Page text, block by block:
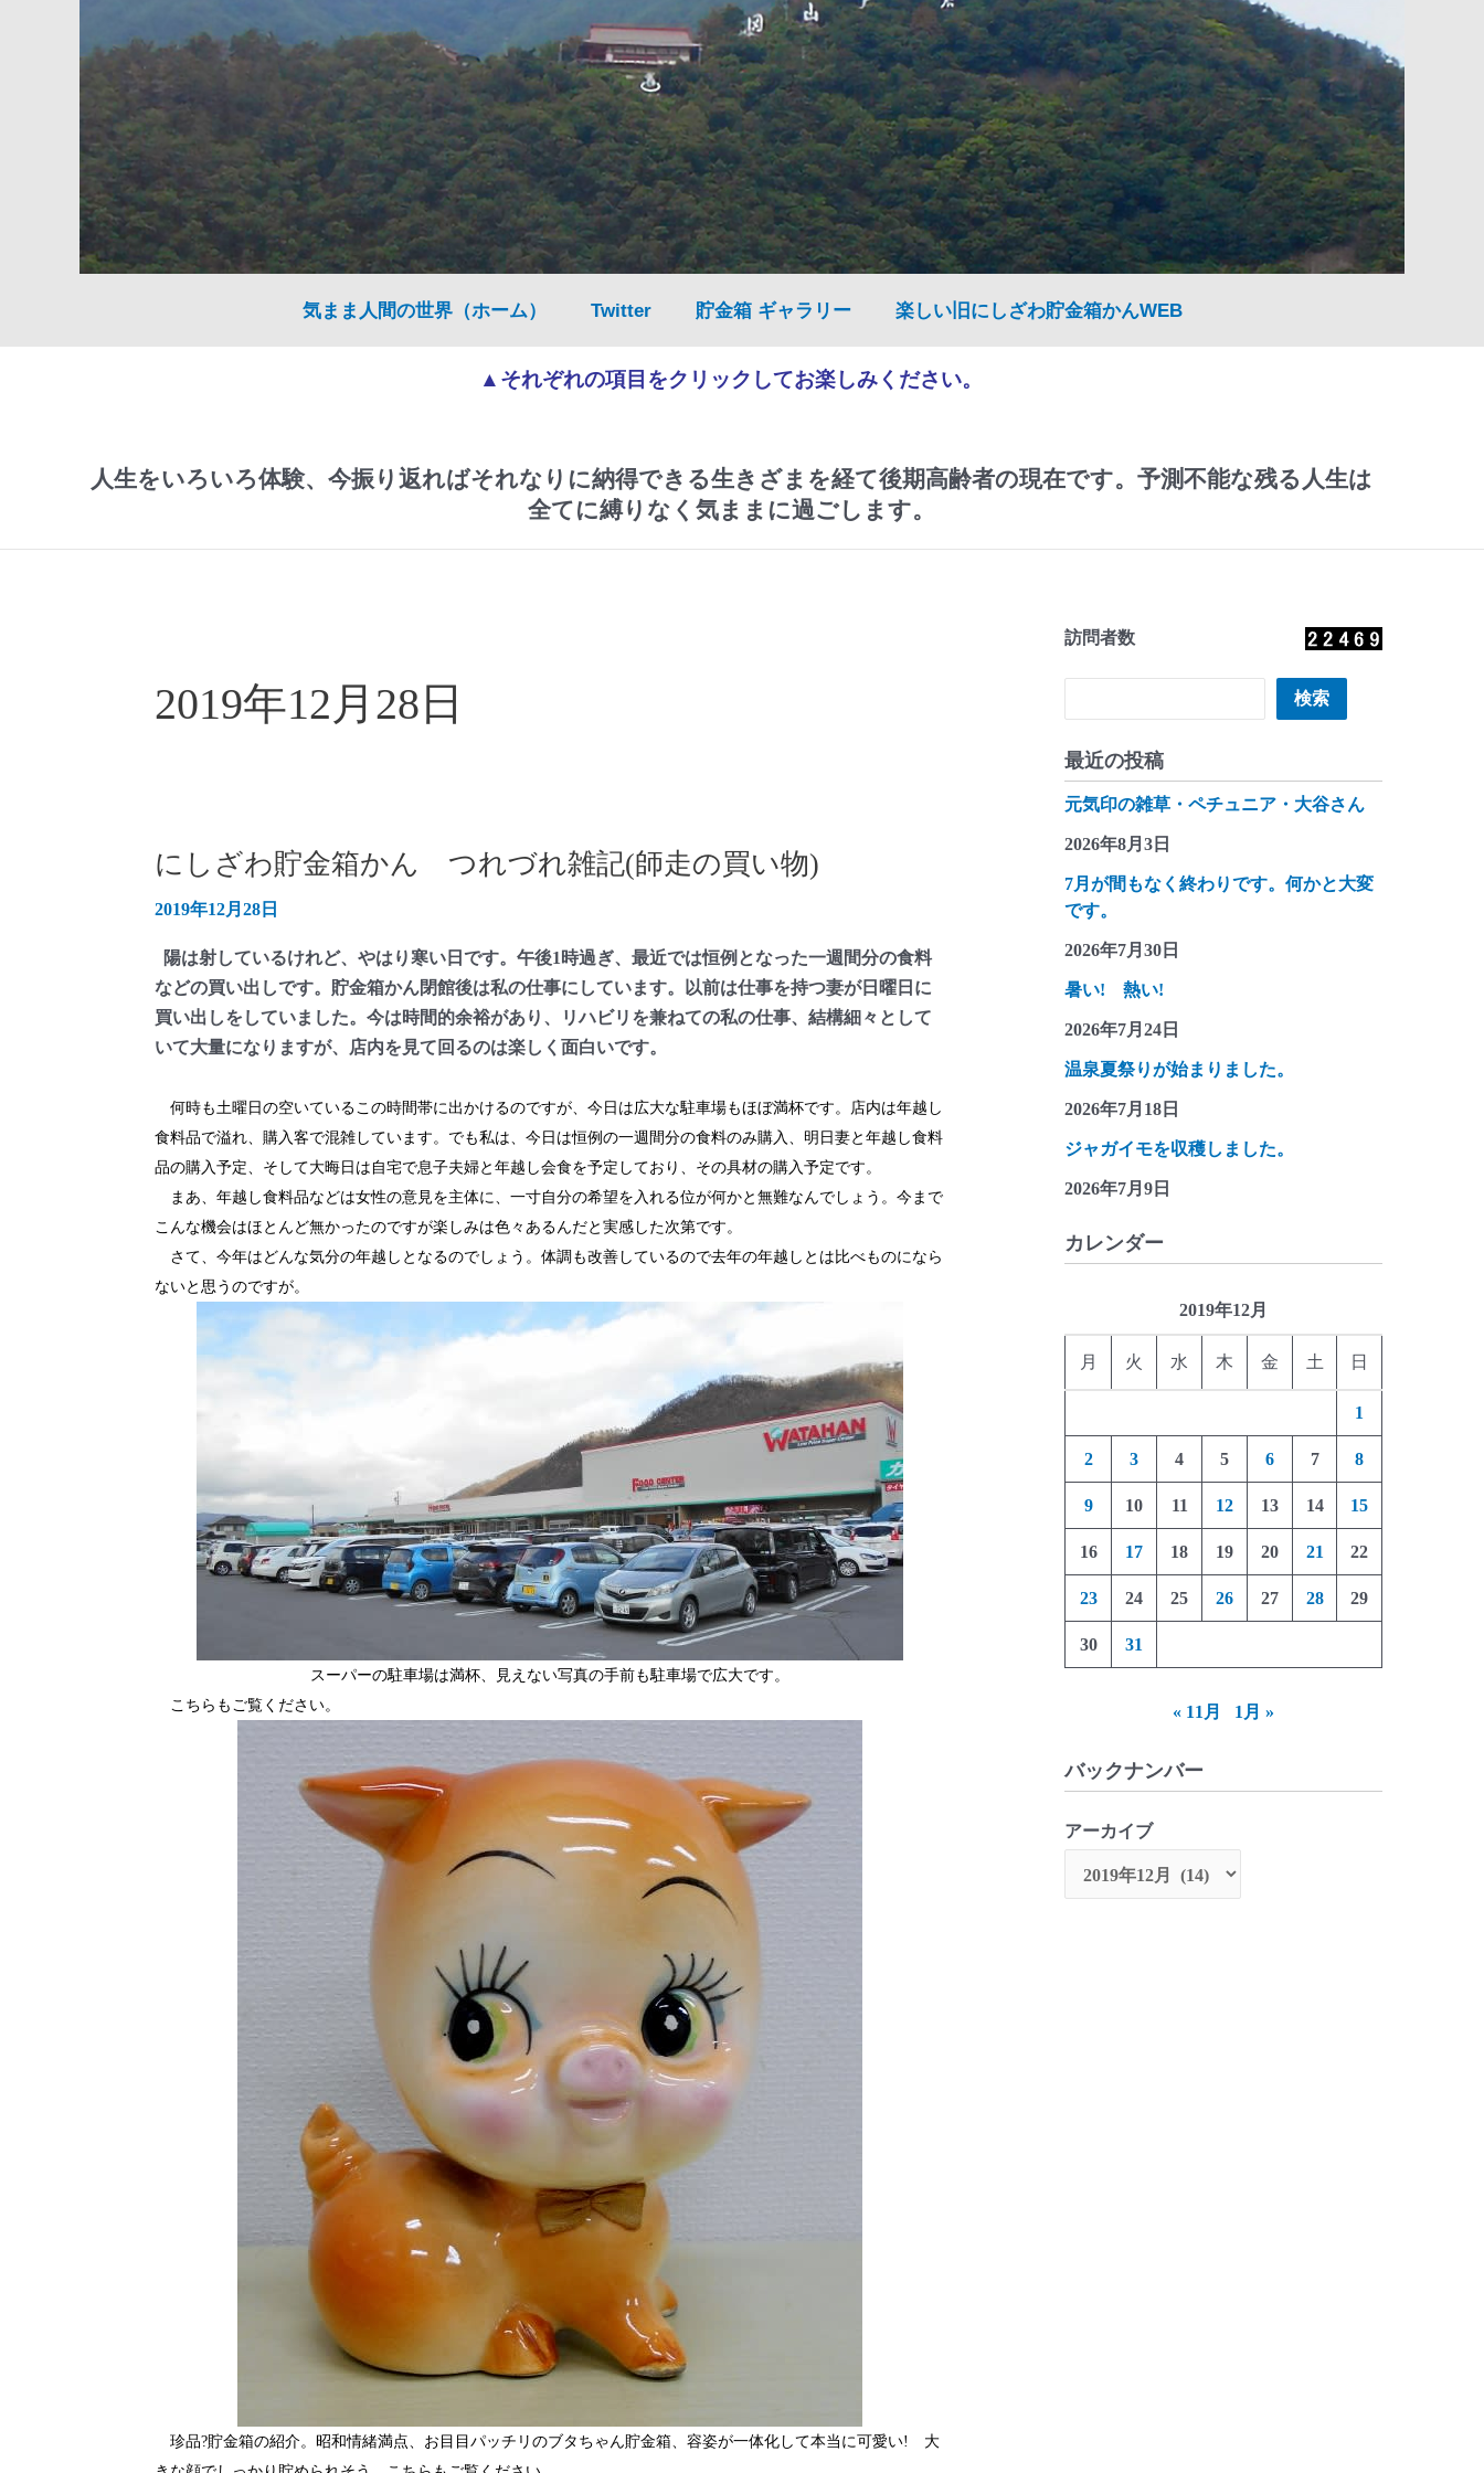
気まま人間の世界（ホーム） Twitter 貯金箱 ギャラリー 楽しい旧にしざわ貯金箱かんWEB
▲それぞれの項目をクリックしてお楽しみください。
人生をいろいろ体験、今振り返ればそれなりに納得できる生きざまを経て後期高齢者の現在です。予測不能な残る人生は
全てに縛りなく気ままに過ごします。
2019年12月28日
にしざわ貯金箱かん つれづれ雑記(師走の買い物)
2019年12月28日
陽は射しているけれど、やはり寒い日です。午後1時過ぎ、最近では恒例となった一週間分の食料
などの買い出しです。貯金箱かん閉館後は私の仕事にしています。以前は仕事を持つ妻が日曜日に
買い出しをしていました。今は時間的余裕があり、リハビリを兼ねての私の仕事、結構細々として
いて大量になりますが、店内を見て回るのは楽しく面白いです。
何時も土曜日の空いているこの時間帯に出かけるのですが、今日は広大な駐車場もほぼ満杯です。店内は年越し
食料品で溢れ、購入客で混雑しています。でも私は、今日は恒例の一週間分の食料のみ購入、明日妻と年越し食料
品の購入予定、そして大晦日は自宅で息子夫婦と年越し会食を予定しており、その具材の購入予定です。
まあ、年越し食料品などは女性の意見を主体に、一寸自分の希望を入れる位が何かと無難なんでしょう。今まで
こんな機会はほとんど無かったのですが楽しみは色々あるんだと実感した次第です。
さて、今年はどんな気分の年越しとなるのでしょう。体調も改善しているので去年の年越しとは比べものになら
ないと思うのですが。
スーパーの駐車場は満杯、見えない写真の手前も駐車場で広大です。
こちらもご覧ください。
珍品?貯金箱の紹介。昭和情緒満点、お目目パッチリのブタちゃん貯金箱、容姿が一体化して本当に可愛い! 大
訪問者数
検索
最近の投稿
元気印の雑草・ペチュニア・大谷さん
2026年8月3日
7月が間もなく終わりです。何かと大変
です。
2026年7月30日
暑い! 熱い!
2026年7月24日
温泉夏祭りが始まりました。
2026年7月18日
ジャガイモを収穫しました。
2026年7月9日
カレンダー
2019年12月
月 火 水 木 金 土 日
1
2 3 4 5 6 7 8
9 10 11 12 13 14 15
16 17 18 19 20 21 22
23 24 25 26 27 28 29
30 31
« 11月 1月 »
バックナンバー
アーカイブ